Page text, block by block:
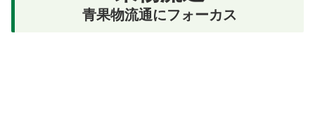
青果物流通にフォーカス